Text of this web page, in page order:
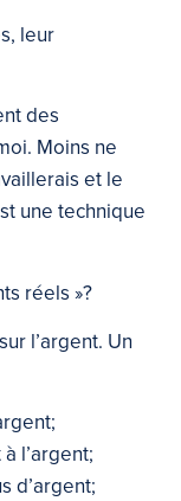
leur
des
Moins ne
et le
une technique
réels »?
l’argent. Un
l’argent;
d’argent;